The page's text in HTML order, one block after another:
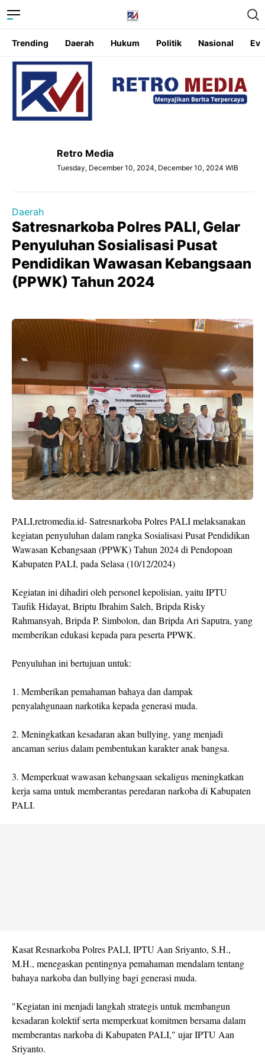
Trending Daerah Hukum Politik Nasional
Retro Media
Tuesday, December 10, 2024, December 10, 2024 WIB
Daerah
Satresnarkoba Polres PALI, Gelar
Penyuluhan Sosialisasi Pusat
Pendidikan Wawasan Kebangsaan
(PPWK) Tahun 2024
PALI,retromedia.id- Satresnarkoba Polres PALI melaksanakan
kegiatan penyuluhan dalam rangka Sosialisasi Pusat Pendidikan
Wawasan Kebangsaan (PPWK) Tahun 2024 di Pendopoan
Kabupaten PALI, pada Selasa (10/12/2024)
Kegiatan ini dihadiri oleh personel kepolisian, yaitu IPTU
Taufik Hidayat, Briptu Ibrahim Saleh, Bripda Risky
Rahmansyah, Bripda P. Simbolon, dan Bripda Ari Saputra, yang
memberikan edukasi kepada para peserta PPWK.
Penyuluhan ini bertujuan untuk:
1. Memberikan pemahaman bahaya dan dampak
penyalahgunaan narkotika kepada generasi muda.
2. Meningkatkan kesadaran akan bullying, yang menjadi
ancaman serius dalam pembentukan karakter anak bangsa.
3. Memperkuat wawasan kebangsaan sekaligus meningkatkan
kerja sama untuk memberantas peredaran narkoba di Kabupaten
PALI.
Kasat Resnarkoba Polres PALI, IPTU Aan Sriyanto, S.H.,
M.H., menegaskan pentingnya pemahaman mendalam tentang
bahaya narkoba dan bullying bagi generasi muda.
"Kegiatan ini menjadi langkah strategis untuk membangun
kesadaran kolektif serta memperkuat komitmen bersama dalam
memberantas narkoba di Kabupaten PALI," ujar IPTU Aan
Sriyanto.